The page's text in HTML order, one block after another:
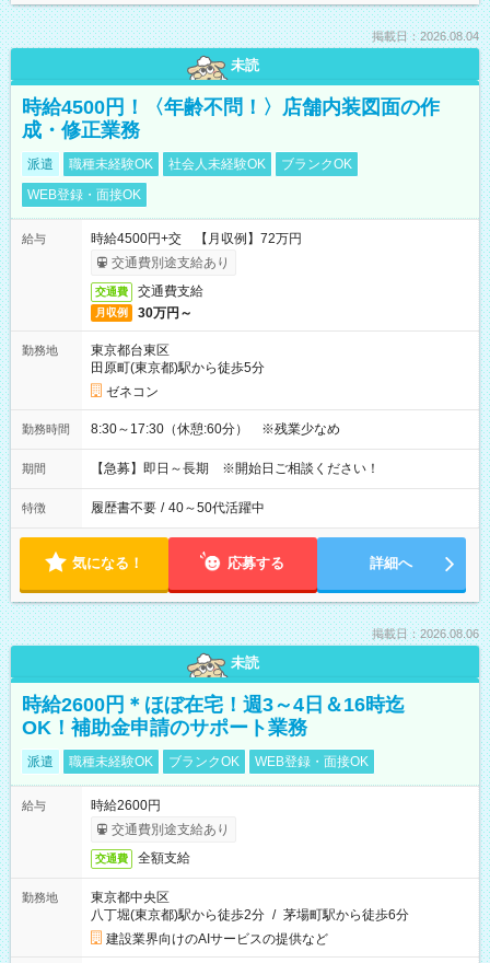
掲載日：2026.08.04
未読
時給4500円！〈年齢不問！〉店舗内装図面の作
成・修正業務
派遣 職種未経験OK 社会人未経験OK
ブランクOK
WEB登録・面接OK
給与
時給4500円+交 【月収例】72万円
交通費別途支給あり
交通費 交通費支給
月収例 30万円～
勤務地
東京都台東区
田原町(東京都)駅から徒歩5分
ゼネコン
勤務時間 8:30～17:30（休憩:60分） ※残業少なめ
期間 【急募】即日～長期 ※開始日ご相談ください！
特徴 履歴書不要 / 40～50代活躍中
気になる！ 応募する 詳細へ
掲載日：2026.08.06
未読
時給2600円＊ほぼ在宅！週3～4日＆16時迄
OK！補助金申請のサポート業務
派遣 職種未経験OK ブランクOK WEB登録・面接OK
給与
時給2600円
交通費別途支給あり
交通費 全額支給
勤務地
東京都中央区
八丁堀(東京都)駅から徒歩2分 / 茅場町駅から徒歩6分
建設業界向けのAIサービスの提供など